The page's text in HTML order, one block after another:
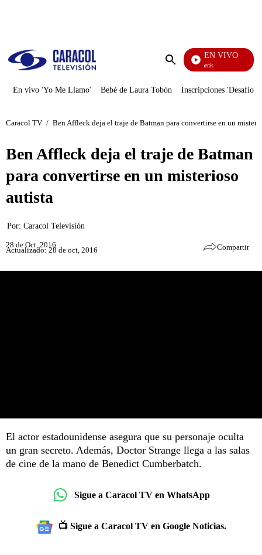
Enviar
EN VIVO
También Caerás
En vivo 'Yo Me Llamo' Bebé de Laura Tobón Inscripciones 'Desafío'
Caracol TV / Ben Affleck deja el traje de Batman para convertirse en un
Ben Affleck deja el traje de Batman
para convertirse en un misterioso
autista
Por: Caracol Televisión
28 de Oct, 2016
Actualizado: 28 de oct, 2016 Compartir
El actor estadounidense asegura que su personaje oculta
un gran secreto. Además, Doctor Strange llega a las salas
de cine de la mano de Benedict Cumberbatch.
Sigue a Caracol TV en WhatsApp
📺 Sigue a Caracol TV en Google Noticias.